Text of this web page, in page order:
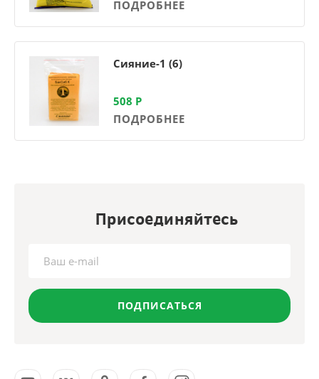
ПОДРОБНЕЕ
Сияние-1 (6)
508 Р
ПОДРОБНЕЕ
Присоединяйтесь
ПОДПИСАТЬСЯ